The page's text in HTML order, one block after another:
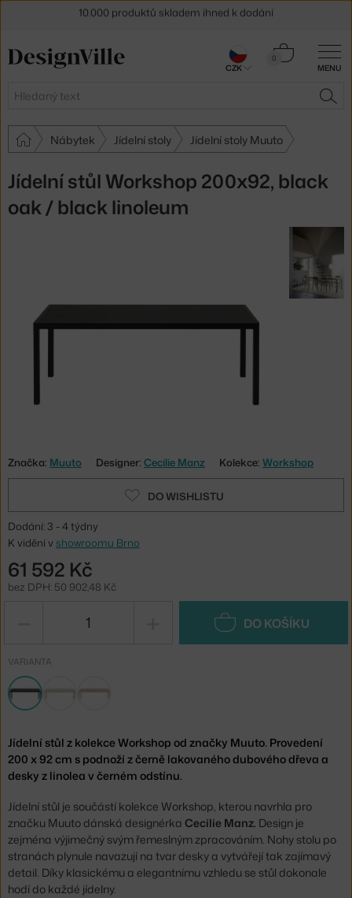
MENU
Hledat
0
Košík
Nábytek Jídelní stoly Jídelní stoly Muuto
Jídelní stůl Workshop 200x92, black
oak / black linoleum
Značka: Muuto Designer: Cecilie Manz Kolekce: Workshop
DO WISHLISTU
Dodání: 3 - 4 týdny
K vidění v showroomu Brno
61 592 Kč
bez DPH: 50 902,48 Kč
DO KOŠÍKU
VARIANTA
Jídelní stůl z kolekce Workshop od značky Muuto. Provedení
200 x 92 cm s podnoží z černě lakovaného dubového dřeva a
desky z linolea v černém odstínu.
Jídelní stůl je součástí kolekce Workshop, kterou navrhla pro
značku Muuto dánská designérka Cecilie Manz. Design je
zejména výjimečný svým řemeslným zpracováním. Nohy stolu po
stranách plynule navazují na tvar desky a vytvářejí tak zajímavý
detail. Díky klasickému a elegantnímu vzhledu se stůl dokonale
hodí do každé jídelny.
30 dní na vrácení zboží
CZK